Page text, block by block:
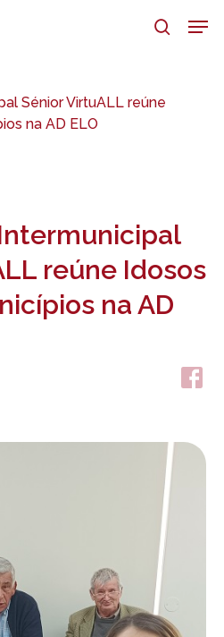
search
Sénior VirtuALL reúne
na AD ELO
reúne Idosos
na AD